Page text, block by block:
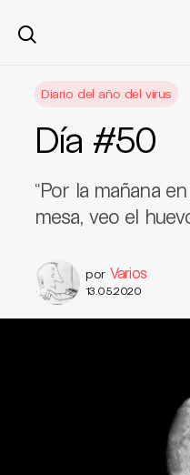
n
Diario del año del virus
Día #50
“Por la mañana
mesa, veo el
por Varios
13.05.2020